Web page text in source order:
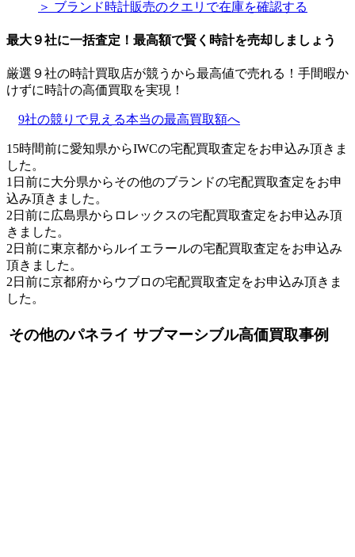
＞ ブランド時計販売のクエリで在庫を確認する
最大９社に一括査定！ 最高額で賢く時計を売却しましょう
厳選９社の時計買取店が競うから最高値で売れる！手間暇か
けずに時計の高価買取を実現！
9社の競りで見える本当の最高買取額へ
15時間前に愛知県からIWCの宅配買取査定をお申込み頂きま
した。
1日前に大分県からその他のブランドの宅配買取査定をお申
込み頂きました。
2日前に広島県からロレックスの宅配買取査定をお申込み頂
きました。
2日前に東京都からルイエラールの宅配買取査定をお申込み
頂きました。
2日前に京都府からウブロの宅配買取査定をお申込み頂きま
した。
その他のパネライ サブマーシブル高価買取事例